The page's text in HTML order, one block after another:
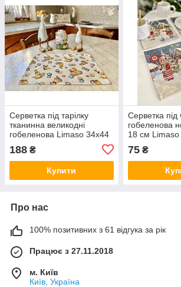
Серветка під тарілку
тканинна великодні
гобеленова Limaso 34х44
великодні
188 ₴
Купити
Серветка під
гобеленова
18 см Limaso
підкладка
75₴
Про нас
100% позитивних з 61 відгука за рік
Працює з 27.11.2018
м. Київ
Київ, Україна